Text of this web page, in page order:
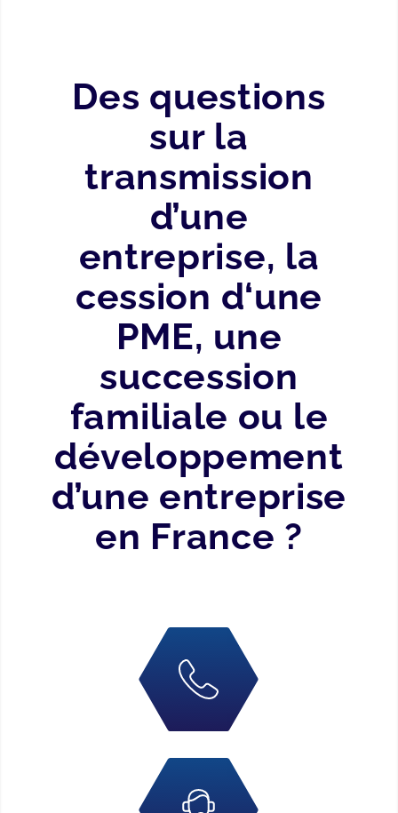
Des questions
sur la
transmission
d’une
entreprise, la
cession d‘une
PME, une
succession
familiale ou le
développement
d’une entreprise
en France ?